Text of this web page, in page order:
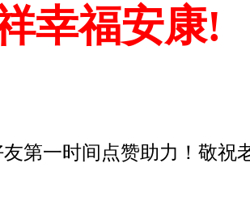
幸福安康!
第一时间点赞助力！敬